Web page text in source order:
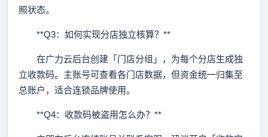
照状态。
**Q3：如何实现分店独立核算？**
在广力云后台创建「门店分组」，为每个分店生成独
立收款码。主账号可查看各门店数据，但资金统一归集至
总账户，适合连锁品牌使用。
**Q4：收款码被盗用怎么办？**